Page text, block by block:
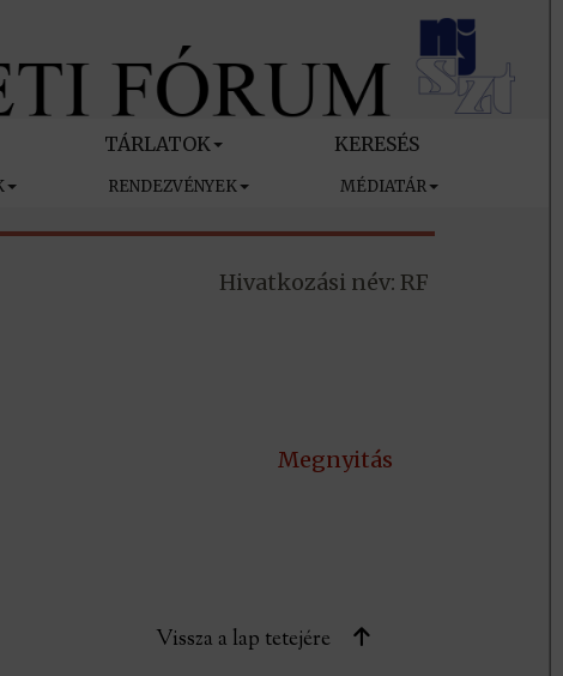
TÁRLATOK KERESÉS
RENDEZVÉNYEK MÉDIATÁR
Hivatkozási név: RF
Megnyitás
Vissza a lap tetejére